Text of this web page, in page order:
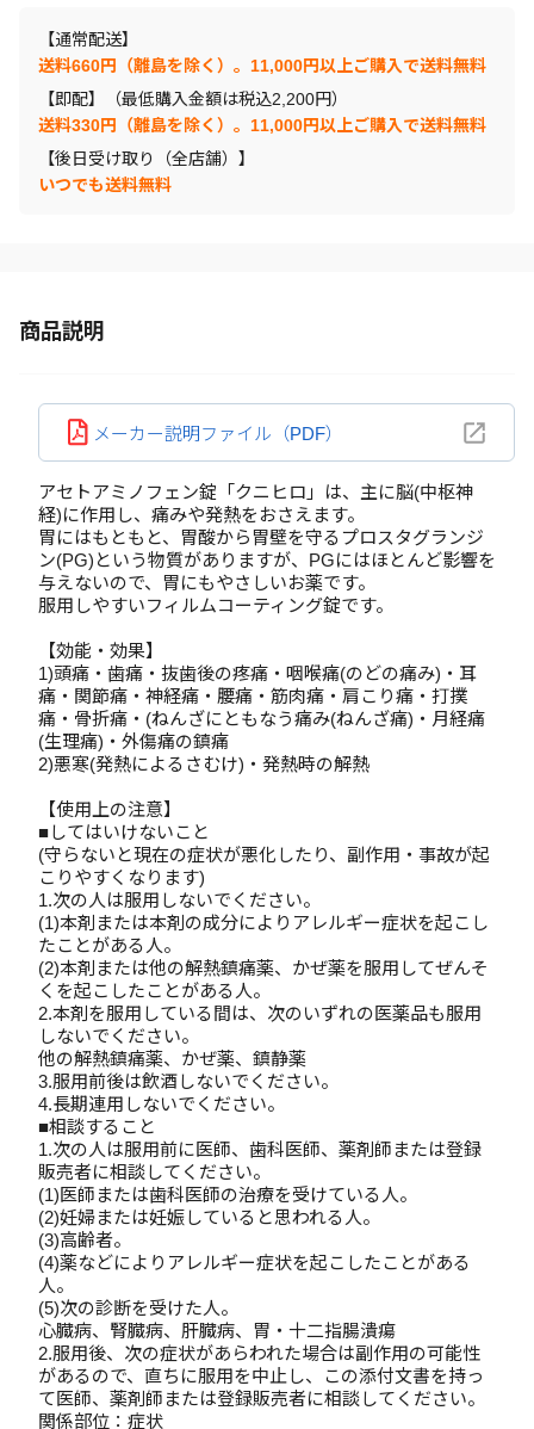
【通常配送】
送料660円（離島を除く）。11,000円以上ご購入で送料無料
【即配】（最低購入金額は税込2,200円）
送料330円（離島を除く）。11,000円以上ご購入で送料無料
【後日受け取り（全店舗）】
いつでも送料無料
商品説明
メーカー説明ファイル（PDF）
アセトアミノフェン錠「クニヒロ」は、主に脳(中枢神
経)に作用し、痛みや発熱をおさえます。
胃にはもともと、胃酸から胃壁を守るプロスタグランジ
ン(PG)という物質がありますが、PGにはほとんど影響を
与えないので、胃にもやさしいお薬です。
服用しやすいフィルムコーティング錠です。
【効能・効果】
1)頭痛・歯痛・抜歯後の疼痛・咽喉痛(のどの痛み)・耳
痛・関節痛・神経痛・腰痛・筋肉痛・肩こり痛・打撲
痛・骨折痛・(ねんざにともなう痛み(ねんざ痛)・月経痛
(生理痛)・外傷痛の鎮痛
2)悪寒(発熱によるさむけ)・発熱時の解熱
【使用上の注意】
■してはいけないこと
(守らないと現在の症状が悪化したり、副作用・事故が起
こりやすくなります)
1.次の人は服用しないでください。
(1)本剤または本剤の成分によりアレルギー症状を起こし
たことがある人。
(2)本剤または他の解熱鎮痛薬、かぜ薬を服用してぜんそ
くを起こしたことがある人。
2.本剤を服用している間は、次のいずれの医薬品も服用
しないでください。
他の解熱鎮痛薬、かぜ薬、鎮静薬
3.服用前後は飲酒しないでください。
4.長期連用しないでください。
■相談すること
1.次の人は服用前に医師、歯科医師、薬剤師または登録
販売者に相談してください。
(1)医師または歯科医師の治療を受けている人。
(2)妊婦または妊娠していると思われる人。
(3)高齢者。
(4)薬などによりアレルギー症状を起こしたことがある
人。
(5)次の診断を受けた人。
心臓病、腎臓病、肝臓病、胃・十二指腸潰瘍
2.服用後、次の症状があらわれた場合は副作用の可能性
があるので、直ちに服用を中止し、この添付文書を持っ
て医師、薬剤師または登録販売者に相談してください。
関係部位：症状